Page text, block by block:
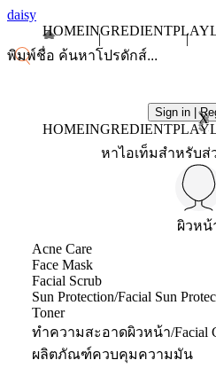
daisy
HOMEINGREDIENT
Sign in |X
HOMEINGREDIENT
หาไอเท็มสำหรับส่
ผิวหน้
Acne Care
Face Mask
Facial Scrub
Sun Protection/Facial Sun
Toner
ทำความสะอาดผิวหน้า/Facial
ผลิตภัณฑ์ควบคุมความมัน